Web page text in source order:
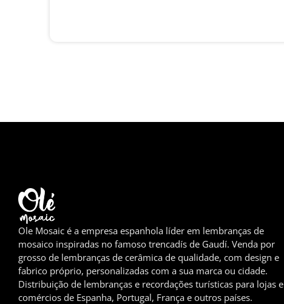
Ole Mosaic é a empresa espanhola líder em lembranças de
mosaico inspiradas no famoso trencadís de Gaudí. Venda por
grosso de lembranças de cerâmica de qualidade, com design e
fabrico próprio, personalizadas com a sua marca ou cidade.
Distribuição de lembranças e recordações turísticas para lojas e
comércios de Espanha, Portugal, França e outros países.